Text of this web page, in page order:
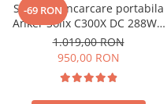
-69 RON
Statie de incarcare portabila
Anker Solix C300X DC 288Wh
300W
1.019,00 RON
950,00 RON